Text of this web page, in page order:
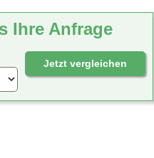
Ihre Anfrage
Jetzt vergleichen